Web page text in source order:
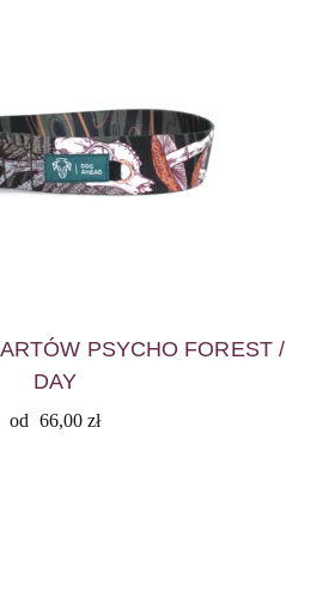
PSYCHO FOREST /
DAY
od 66,00 zł